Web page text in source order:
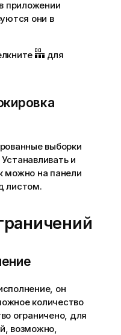
приложении
они в
для
выборки
и
можно на панели
листом.
он
количество
ограничено, для
возможно,